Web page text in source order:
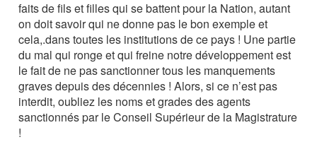
faits de fils et filles qui se battent pour la Nation, autant
on doit savoir qui ne donne pas le bon exemple et
cela,.dans toutes les institutions de ce pays ! Une partie
du mal qui ronge et qui freine notre développement est
le fait de ne pas sanctionner tous les manquements
graves depuis des décennies ! Alors, si ce n’est pas
interdit, oubliez les noms et grades des agents
sanctionnés par le Conseil Supérieur de la Magistrature
!